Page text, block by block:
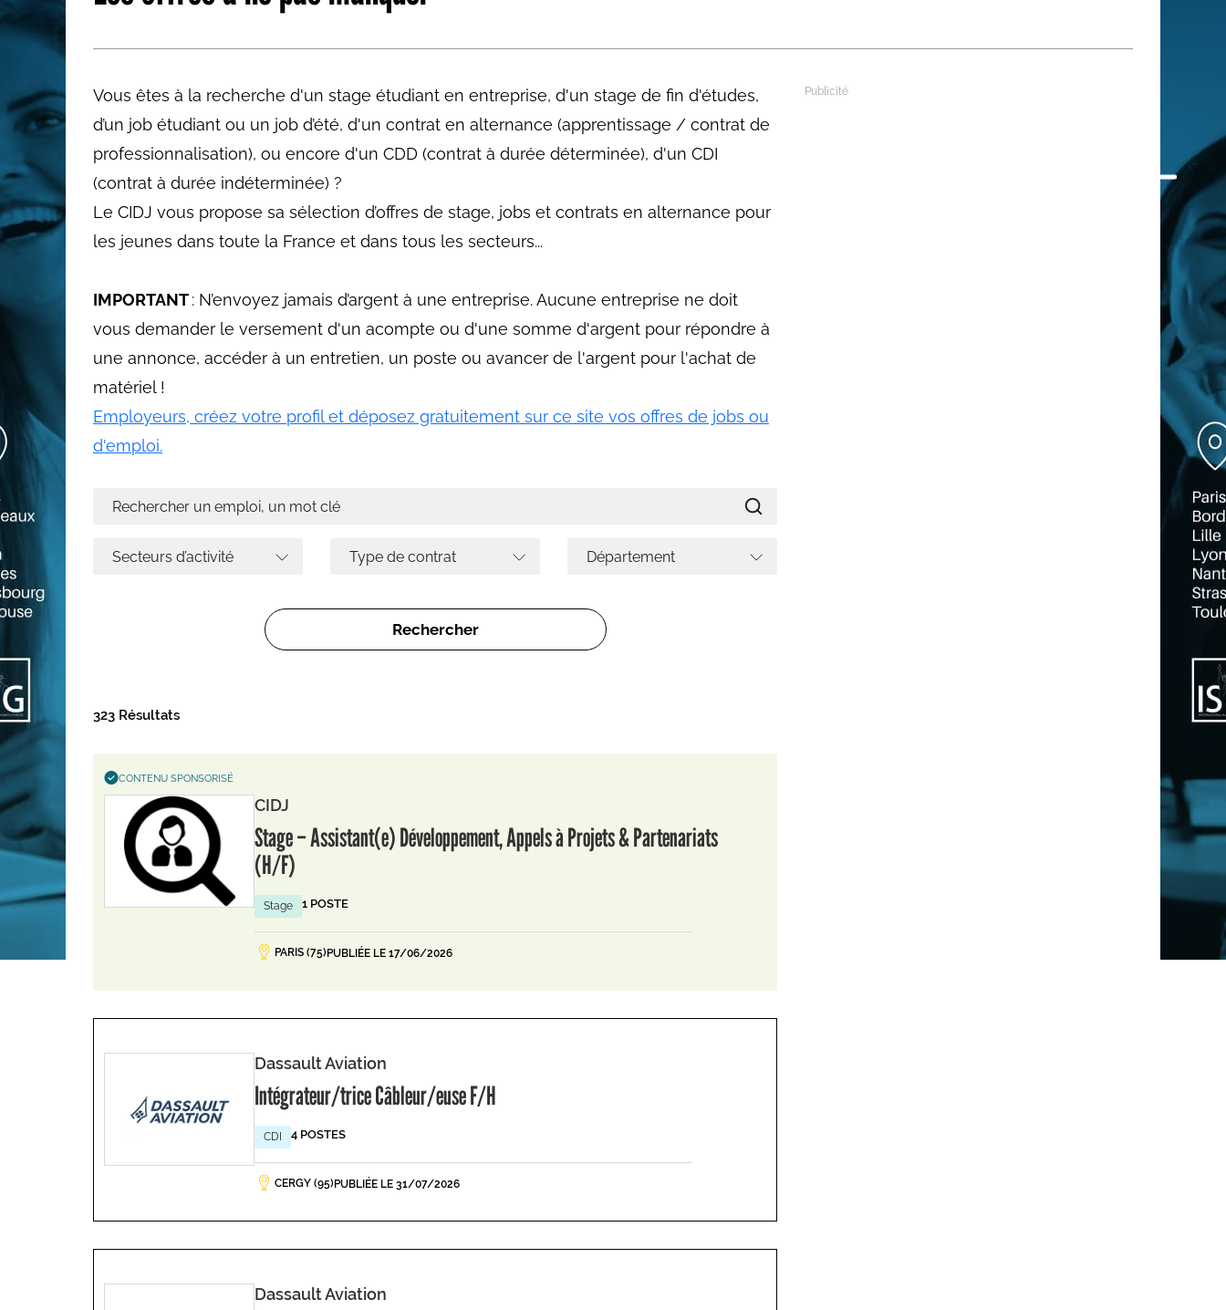
Les écoles se présentent
Avec nos focus diplômes
Ses démarches
Découvrir le monde
Vous êtes à la recherche d'un stage étudiant en entreprise, d'un stage de fin d'études,
d’un job étudiant ou un job d’été, d'un contrat en alternance (apprentissage / contrat de
professionnalisation), ou encore d'un CDD (contrat à durée déterminée), d'un CDI
(contrat à durée indéterminée) ?
Le CIDJ vous propose sa sélection d’offres de stage, jobs et contrats en alternance pour
les jeunes dans toute la France et dans tous les secteurs...
IMPORTANT: N’envoyez jamais d’argent à une entreprise. Aucune entreprise ne doit
vous demander le versement d'un acompte ou d'une somme d'argent pour répondre à
une annonce, accéder à un entretien, un poste ou avancer de l'argent pour l'achat de
matériel !
Employeurs, créez votre profil et déposez gratuitement sur ce site vos offres de jobs ou
d'emploi.
323 Résultats
CONTENU SPONSORISÉ
CIDJ
Stage – Assistant(e) Développement, Appels à Projets & Partenariats
(H/F)
Stage 1 POSTE
PARIS (75) PUBLIÉE LE 17/06/2026
Dassault Aviation
Intégrateur/trice Câbleur/euse F/H
CDI 4 POSTES
CERGY (95) PUBLIÉE LE 31/07/2026
Dassault Aviation